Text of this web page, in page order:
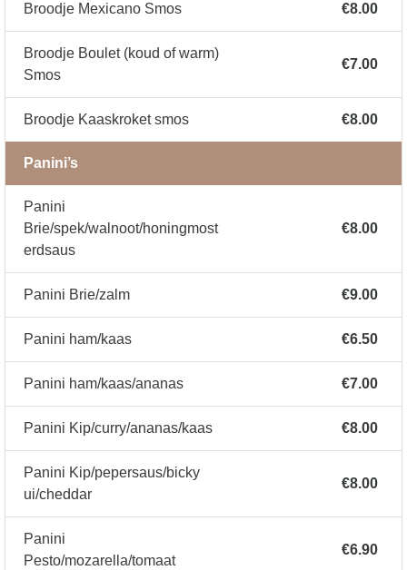
Broodje Mexicano Smos €8.00
Broodje Boulet (koud of warm)
Smos
€7.00
Broodje Kaaskroket smos €8.00
Panini’s
Panini
Brie/spek/walnoot/honingmost
erdsaus
€8.00
Panini Brie/zalm €9.00
Panini ham/kaas €6.50
Panini ham/kaas/ananas €7.00
Panini Kip/curry/ananas/kaas €8.00
Panini Kip/pepersaus/bicky
ui/cheddar
€8.00
Panini
Pesto/mozarella/tomaat
€6.90